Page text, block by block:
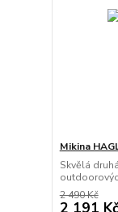
Mikina
Skvělá
2 490 Kč